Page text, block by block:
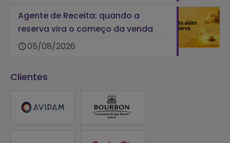
Agente de Receita: quando a
reserva vira o começo da venda
05/08/2026
Clientes